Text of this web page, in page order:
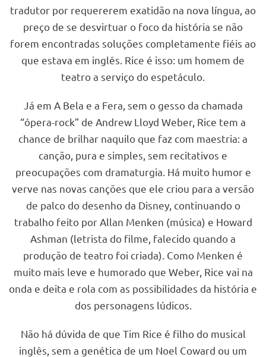
tradutor por requererem exatidão na nova língua, ao
preço de se desvirtuar o foco da história se não
forem encontradas soluções completamente fiéis ao
que estava em inglês. Rice é isso: um homem de
teatro a serviço do espetáculo.
Já em A Bela e a Fera, sem o gesso da chamada
“ópera-rock” de Andrew Lloyd Weber, Rice tem a
chance de brilhar naquilo que faz com maestria: a
canção, pura e simples, sem recitativos e
preocupações com dramaturgia. Há muito humor e
verve nas novas canções que ele criou para a versão
de palco do desenho da Disney, continuando o
trabalho feito por Allan Menken (música) e Howard
Ashman (letrista do filme, falecido quando a
produção de teatro foi criada). Como Menken é
muito mais leve e humorado que Weber, Rice vai na
onda e deita e rola com as possibilidades da história e
dos personagens lúdicos.
Não há dúvida de que Tim Rice é filho do musical
inglês, sem a genética de um Noel Coward ou um